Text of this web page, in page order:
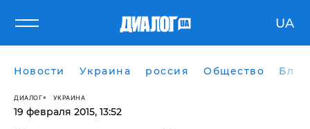
UA
Новости Украина россия Общество
ДИАЛОГ УКРАИНА
19 февраля 2015, 13:52